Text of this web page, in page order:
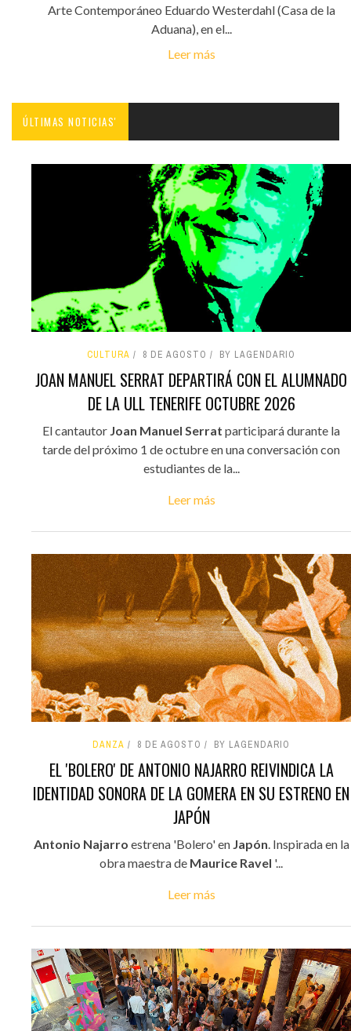
Arte Contemporáneo Eduardo Westerdahl (Casa de la
Aduana), en el...
Leer más
ÚLTIMAS NOTICIAS'
CULTURA 8 DE AGOSTO BY LAGENDARIO
JOAN MANUEL SERRAT DEPARTIRÁ CON EL ALUMNADO
DE LA ULL TENERIFE OCTUBRE 2026
El cantautor Joan Manuel Serrat participará durante la
tarde del próximo 1 de octubre en una conversación con
estudiantes de la...
Leer más
DANZA 8 DE AGOSTO BY LAGENDARIO
EL 'BOLERO' DE ANTONIO NAJARRO REIVINDICA LA
IDENTIDAD SONORA DE LA GOMERA EN SU ESTRENO EN
JAPÓN
Antonio Najarro estrena 'Bolero' en Japón. Inspirada en la
obra maestra de Maurice Ravel '...
Leer más